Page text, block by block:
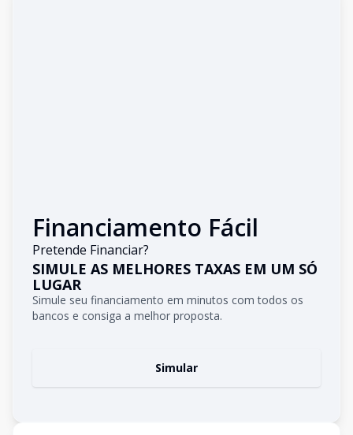
Financiamento Fácil
Pretende Financiar?
SIMULE AS MELHORES TAXAS EM UM SÓ
LUGAR
Simule seu financiamento em minutos com todos os
bancos e consiga a melhor proposta.
Simular